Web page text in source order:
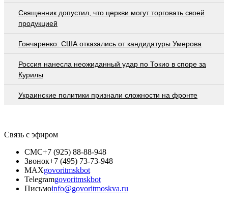
Священник допустил, что церкви могут торговать своей
продукцией
Гончаренко: США отказались от кандидатуры Умерова
Россия нанесла неожиданный удар по Токио в споре за
Курилы
Украинские политики признали сложности на фронте
Связь с эфиром
СМС+7 (925) 88-88-948
Звонок+7 (495) 73-73-948
MAXgovoritmskbot
Telegramgovoritmskbot
Письмоinfo@govoritmoskva.ru